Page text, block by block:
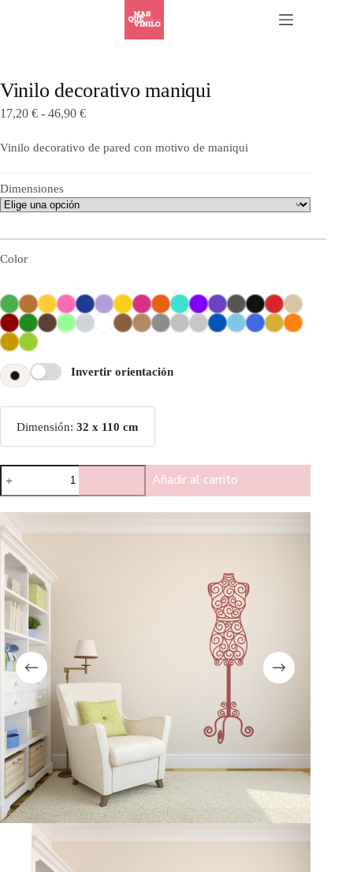
Vinilo decorativo maniqui
17,20 € - 46,90 €
Vinilo decorativo de pared con motivo de maniqui
Dimensiones
Color
Invertir orientación
Dimensión: 32 x 110 cm
Añadir al carrito